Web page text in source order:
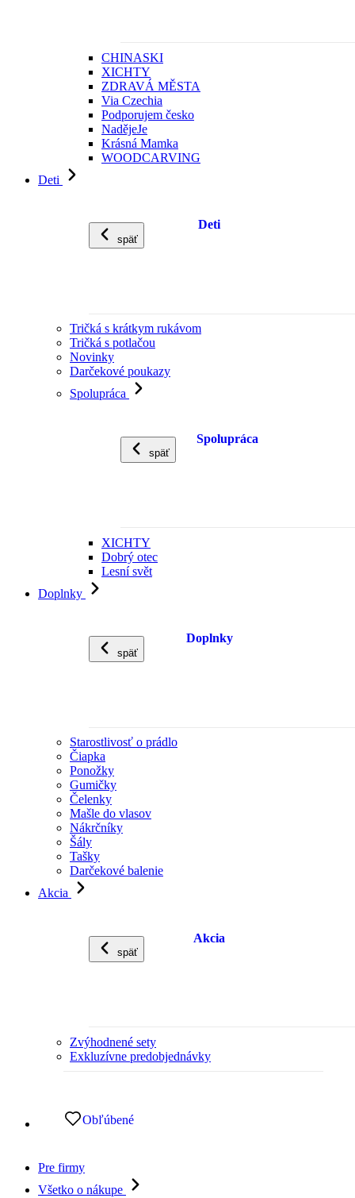
CHINASKI
XICHTY
ZDRAVÁ MĚSTA
Via Czechia
Podporujem česko
NadějeJe
Krásná Mamka
WOODCARVING
Deti
späť
Deti
Tričká s krátkym rukávom
Tričká s potlačou
Novinky
Darčekové poukazy
Spolupráca
späť
Spolupráca
XICHTY
Dobrý otec
Lesní svět
Doplnky
späť
Doplnky
Starostlivosť o prádlo
Čiapka
Ponožky
Gumičky
Čelenky
Mašle do vlasov
Nákrčníky
Šály
Tašky
Darčekové balenie
Akcia
späť
Akcia
Zvýhodnené sety
Exkluzívne predobjednávky
Obľúbené
Pre firmy
Všetko o nákupe